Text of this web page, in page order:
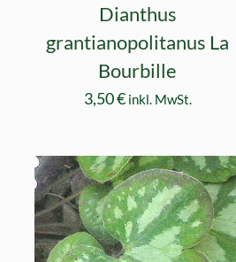
Dianthus
grantianopolitanus La
Bourbille
3,50€ inkl. MwSt.